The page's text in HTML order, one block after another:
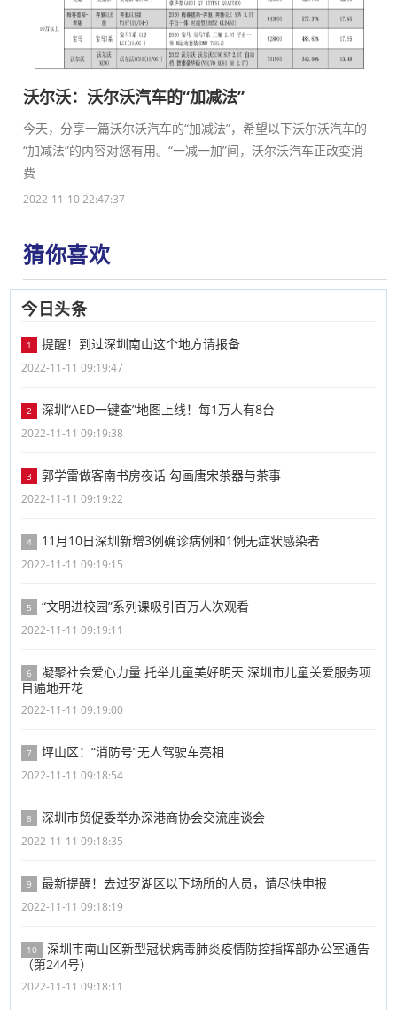
沃尔沃：沃尔沃汽车的“加减法”
今天，分享一篇沃尔沃汽车的“加减法”，希望以下沃尔沃汽车的
“加减法”的内容对您有用。“一减一加”间，沃尔沃汽车正改变消
费
2022-11-10 22:47:37
猜你喜欢
今日头条
1 提醒！到过深圳南山这个地方请报备
2022-11-11 09:19:47
2 深圳“AED一键查”地图上线！每1万人有8台
2022-11-11 09:19:38
3 郭学雷做客南书房夜话 勾画唐宋茶器与茶事
2022-11-11 09:19:22
4 11月10日深圳新增3例确诊病例和1例无症状感染者
2022-11-11 09:19:15
5 “文明进校园”系列课吸引百万人次观看
2022-11-11 09:19:11
6
凝聚社会爱心力量 托举儿童美好明天 深圳市儿童关爱服务项
目遍地开花
2022-11-11 09:19:00
7 坪山区：“消防号”无人驾驶车亮相
2022-11-11 09:18:54
8 深圳市贸促委举办深港商协会交流座谈会
2022-11-11 09:18:35
9 最新提醒！去过罗湖区以下场所的人员，请尽快申报
2022-11-11 09:18:19
10
深圳市南山区新型冠状病毒肺炎疫情防控指挥部办公室通告
（第244号）
2022-11-11 09:18:11